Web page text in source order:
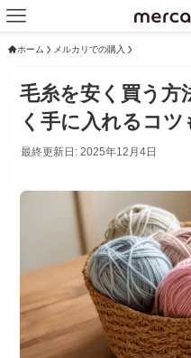
ホーム メルカリでの購入
毛糸を安く買う方
く手に入れるコツ
最終更新日: 2025年12月4日